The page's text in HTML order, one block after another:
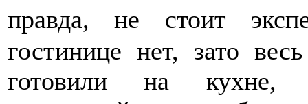
правда, не стоит
гостинице нет, зато
готовили на кухне,